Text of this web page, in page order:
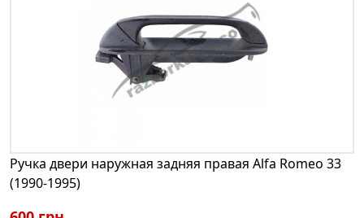
Ручка двери наружная задняя правая Alfa Romeo 33
(1990-1995)